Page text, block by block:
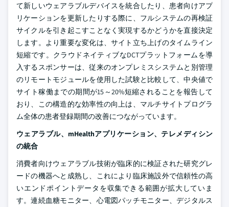
て新しいウェアラブルデバイスを統合したり、患者向けアプ
リケーションを更新したりする際に、フルシステムの再検証
サイクルを引き起こすことなく実現するかどうかを直接決定
します。より重要な変化は、サイト立ち上げのタイムライン
短縮です。クラウドネイティブなDCTプラットフォームを導
入するスポンサーは、従来のオンプレミスシステムと別管理
のリモートモジュールを使用した試験と比較して、中央値で
サイト稼働までの期間が15～20%短縮されることを報告して
おり、この構造的な効率性の向上は、マルチサイトプログラ
ム全体の患者登録期間の改善につながっています。
ウェアラブル、mHealthアプリケーション、テレメディシン
の統合
消費者向けウェアラブル技術が臨床的に検証された研究グレ
ードの機器へと成熟し、これにより臨床施設外で信頼性の高
いエンドポイントデータを収集できる範囲が拡大していま
す。連続血糖モニター、心電図パッチモニター、デジタルス